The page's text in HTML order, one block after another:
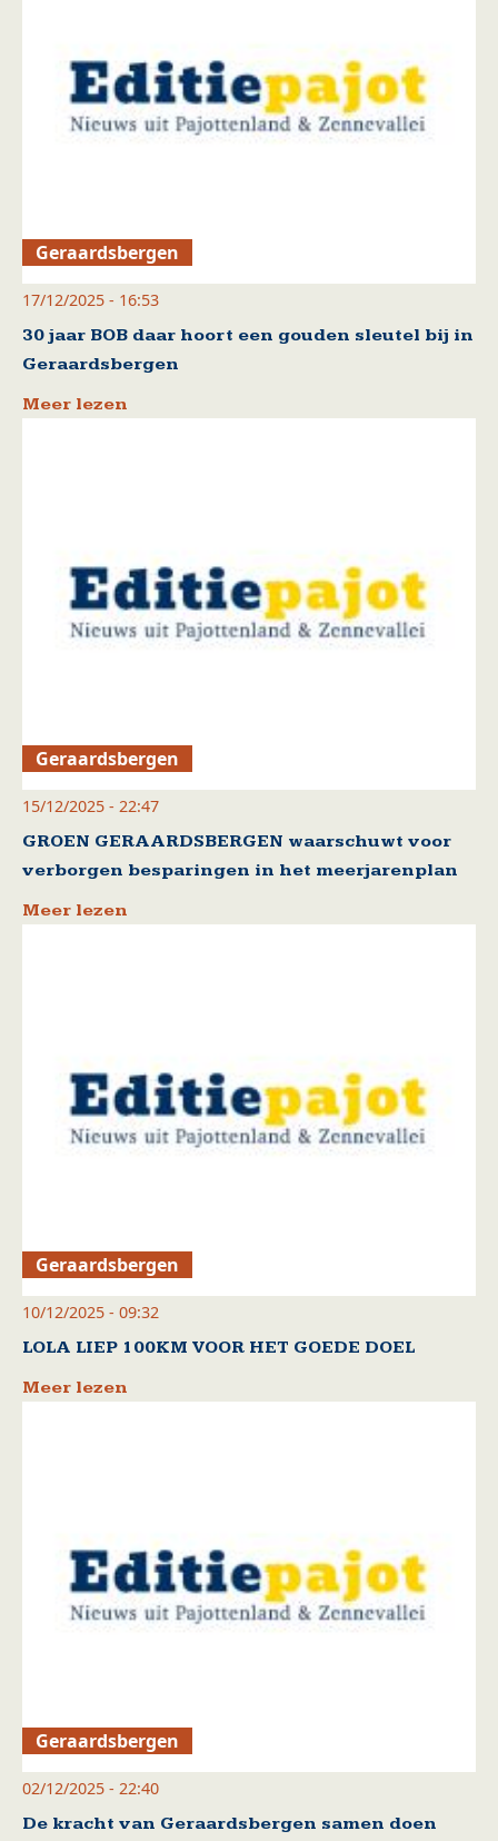
Geraardsbergen
17/12/2025 - 16:53
30 jaar BOB daar hoort een gouden sleutel bij in
Geraardsbergen
Meer lezen
Geraardsbergen
15/12/2025 - 22:47
GROEN GERAARDSBERGEN waarschuwt voor
verborgen besparingen in het meerjarenplan
Meer lezen
Geraardsbergen
10/12/2025 - 09:32
LOLA LIEP 100KM VOOR HET GOEDE DOEL
Meer lezen
Geraardsbergen
02/12/2025 - 22:40
De kracht van Geraardsbergen samen doen